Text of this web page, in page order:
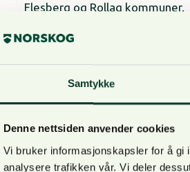
Samtykke
Denne nettsiden anvender cookies
Vi bruker informasjonskapsler for å gi
analysere trafikken vår. Vi deler
Flesberg og Rollag
å starte prosessen med å
(2015-16) «Natur for livet» og
Nyheter
skyting og fiske
Anne Bjølgerud 7. august 2023